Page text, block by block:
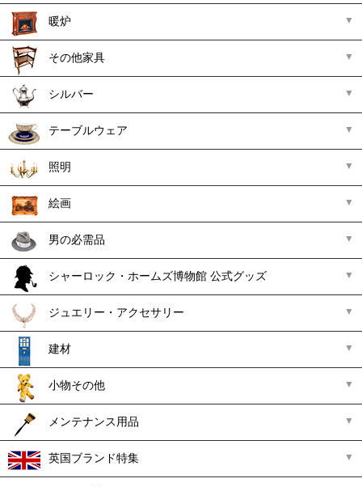
暖炉
その他家具
シルバー
テーブルウェア
照明
絵画
男の必需品
シャーロック・ホームズ博物館 公式グッズ
ジュエリー・アクセサリー
建材
小物その他
メンテナンス用品
英国ブランド特集